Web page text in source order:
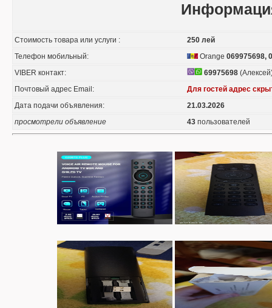
Стоимость товара или услуги :
250 лей
Телефон мобильный:
Orange 069975698,
VIBER контакт:
69975698
Почтовый адрес Email:
Для гостей адрес
Дата подачи объявления:
21.03.2026
просмотрели объявление
43 пользователей